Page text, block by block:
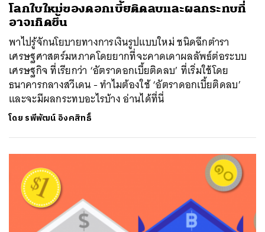
โลกใบใหม่ของดอกเบี้ยติดลบและผลกระทบที่
อาจเกิดขึ้น
พาไปรู้จักนโยบายทางการเงินรูปแบบใหม่ ชนิดฉีกตำรา
เศรษฐศาสตร์มหภาคโดยยากที่จะคาดเดาผลลัพธ์ต่อระบบ
เศรษฐกิจ ที่เรียกว่า ‘อัตราดอกเบี้ยติดลบ’ ที่เริ่มใช้โดย
ธนาคารกลางสวีเดน - ทำไมต้องใช้ ‘อัตราดอกเบี้ยติดลบ’
และจะมีผลกระทบอะไรบ้าง อ่านได้ที่นี่
โดย รพีพัฒน์ อิงคสิทธิ์